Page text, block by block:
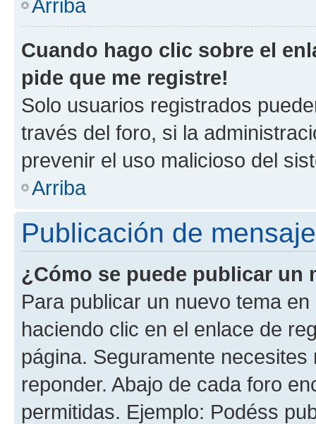
Arriba
Cuando hago clic sobre el
pide que me registre!
Solo usuarios registrados
través del foro, si la
prevenir el uso malicioso del
Arriba
Publicación de
¿Cómo se puede publicar un
Para publicar un nuevo tema
haciendo clic en el enlace de
página. Seguramente
reponder. Abajo de cada foro
permitidas. Ejemplo: Podéss